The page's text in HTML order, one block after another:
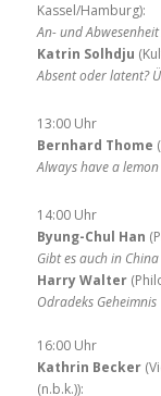
Kassel/Hamburg):
An- und
Katrin Solhdju
Absent oder latent?
13:00 Uhr
Bernhard Thome
Always have a
14:00 Uhr
Byung-Chul Han
Gibt es auch in
Harry Walter
Odradeks Geheimnis
16:00 Uhr
Kathrin Becker
(n.b.k.)):